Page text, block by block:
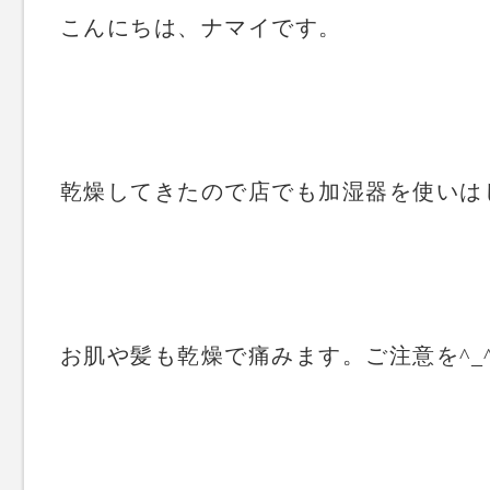
こんにちは、ナマイです。
乾燥してきたので店でも加湿器を使いは
お肌や髪も乾燥で痛みます。ご注意を